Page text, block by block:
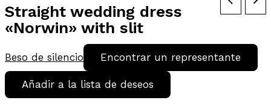
Straight wedding dress
«Norwin» with slit
Beso de silencio Encontrar un representante
Añadir a la lista de deseos